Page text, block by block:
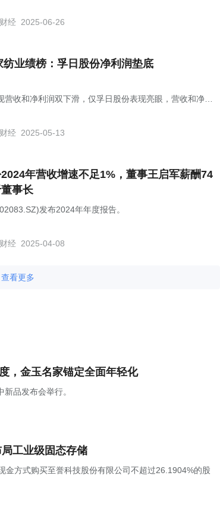
经 2025-06-26
纺业绩榜：孚日股份净利润垫底
营收和净利润双下滑，仅孚日股份表现亮眼，营收和净利
经 2025-05-13
年营收增速不足1%，董事王启军薪酬74
事长
发布2024年年度报告。
经 2025-04-08
查看更多
，金玉名家锚定全面年轻化
品发布会举行。
工业级固态存储
方式购买至誉科技股份有限公司不超过26.1904%的股